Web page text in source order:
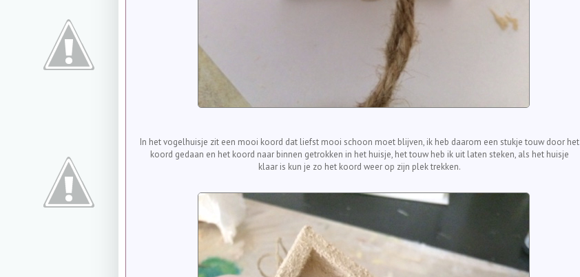
In het vogelhuisje zit een mooi koord dat liefst mooi schoon moet blijven, ik heb daarom een stukje touw door het
koord gedaan en het koord naar binnen getrokken in het huisje, het touw heb ik uit laten steken, als het huisje
klaar is kun je zo het koord weer op zijn plek trekken.